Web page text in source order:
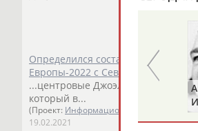
Определился состав сборной
Европы-2022 с Северной
...центровые Джоэл Боломбой
который в...
(Проект: Информационное агентство
19.02.2021
Александр
ПРИВАЛОВ